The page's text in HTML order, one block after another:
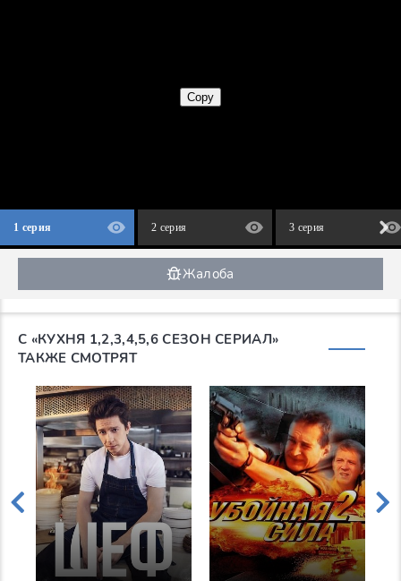
1 серия 2 серия 3 серия
Жалоба
С «КУХНЯ 1,2,3,4,5,6 СЕЗОН СЕРИАЛ»
ТАКЖЕ СМОТРЯТ